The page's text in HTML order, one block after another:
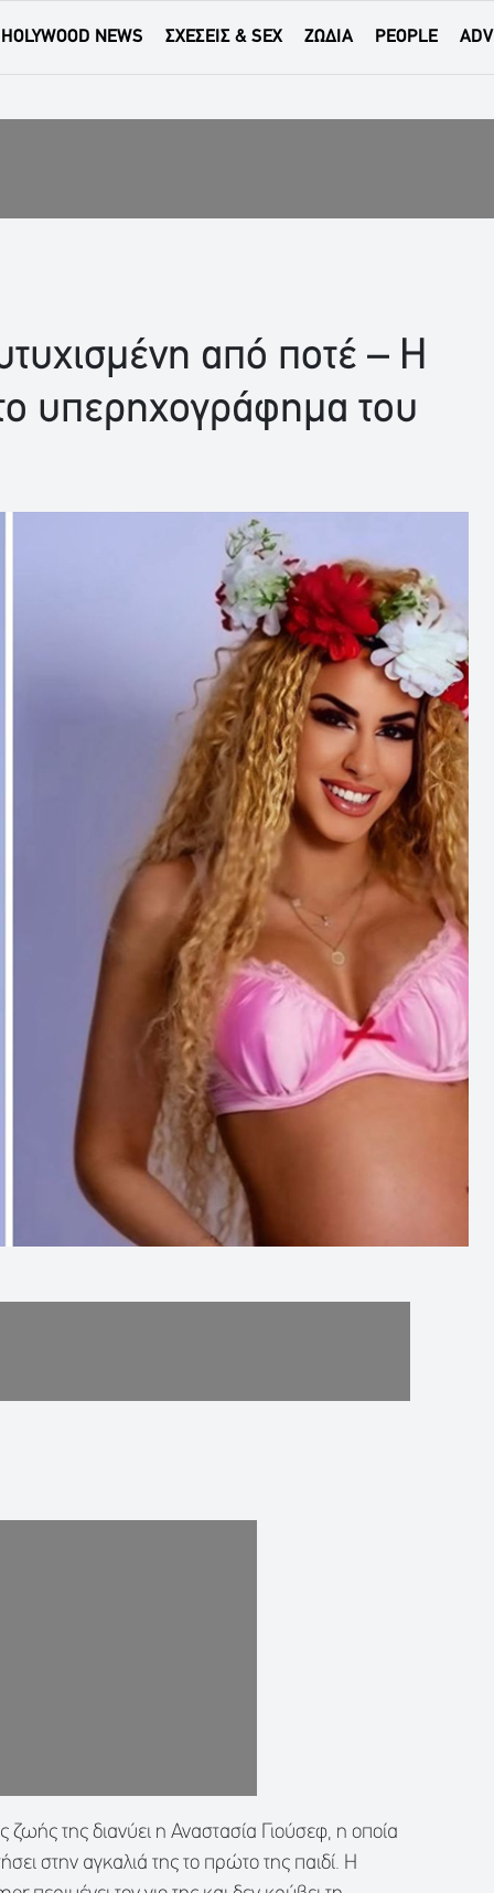
HOLYWOOD NEWS ΣΧΕΣΕΙΣ & SEX ΖΩΔΙΑ PEOPLE
από ποτέ – Η
υπερηχογράφημα του
ζωής της διανύει η Αναστασία Γιούσεφ, η οποία
στην αγκαλιά της το πρώτο της παιδί. Η